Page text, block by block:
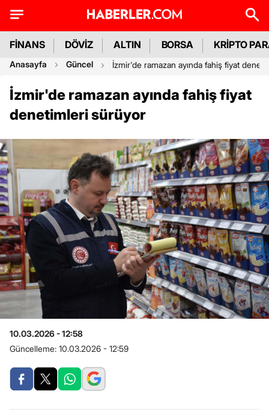
FİNANS DÖVİZ ALTIN BORSA KRİPTO
Anasayfa Güncel İzmir'de ramazan ayında fahiş fiyat
İzmir'de ramazan ayında fahiş fiyat
denetimleri sürüyor
10.03.2026 - 12:58
Güncelleme: 10.03.2026 - 12:59